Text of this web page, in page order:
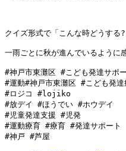
クイズ形式で「こんな時どうする
一雨ごとに秋が進んでいるように
#神戸市東灘区 #こども発達サポ
#運動#神戸市東灘区 #こども発
#ロジコ #lojiko
#放デイ #ほうでい #ホウデイ
#児童発達支援 #児発
#運動療育 #療育 #発達サポート
#神戸 #芦屋